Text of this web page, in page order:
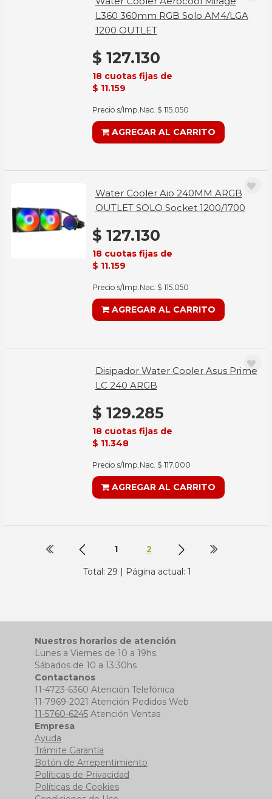
L360 360mm RGB Solo AM4/LGA
1200 OUTLET
$ 127.130
18 cuotas fijas de
$ 11.159
Precio s/Imp.Nac. $ 115.050
AGREGAR AL CARRITO
Water Cooler Aio 240MM ARGB
OUTLET SOLO Socket 1200/1700
$ 127.130
18 cuotas fijas de
$ 11.159
Precio s/Imp.Nac. $ 115.050
AGREGAR AL CARRITO
Disipador Water Cooler Asus Prime
LC 240 ARGB
$ 129.285
18 cuotas fijas de
$ 11.348
Precio s/Imp.Nac. $ 117.000
AGREGAR AL CARRITO
1 2
Total: 29 | Página actual: 1
Nuestros horarios de atención
Lunes a Viernes de 10 a 19hs.
Sábados de 10 a 13:30hs
Contactanos
11-4723-6360 Atención Telefónica
11-7969-2021 Atención Pedidos Web
11-5760-6245Atención Ventas
Empresa
Ayuda
Trámite Garantía
Botón de Arrepentimiento
Políticas de Privacidad
Políticas de Cookies